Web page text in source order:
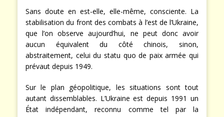
Sans doute en est-elle, elle-même, consciente. La
stabilisation du front des combats à l’est de l’Ukraine,
que l’on observe aujourd’hui, ne peut donc avoir
aucun équivalent du côté chinois, sinon,
abstraitement, celui du statu quo de paix armée qui
prévaut depuis 1949.
Sur le plan géopolitique, les situations sont tout
autant dissemblables. L’Ukraine est depuis 1991 un
État indépendant, reconnu comme tel par la